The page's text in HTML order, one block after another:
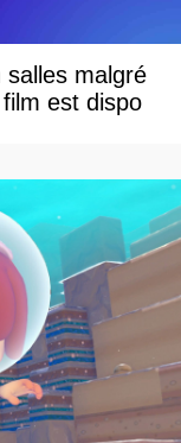
salles malgré
est dispo